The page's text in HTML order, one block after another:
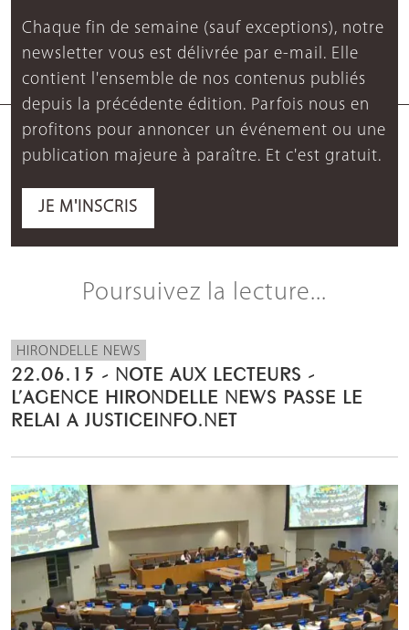
Chaque fin de semaine (sauf exceptions), notre
newsletter vous est délivrée par e-mail. Elle
contient l'ensemble de nos contenus publiés
depuis la précédente édition. Parfois nous en
profitons pour annoncer un événement ou une
publication majeure à paraître. Et c'est gratuit.
JE M'INSCRIS
Poursuivez la lecture...
HIRONDELLE NEWS
22.06.15 - NOTE AUX LECTEURS -
L’AGENCE HIRONDELLE NEWS PASSE LE
RELAI A JUSTICEINFO.NET